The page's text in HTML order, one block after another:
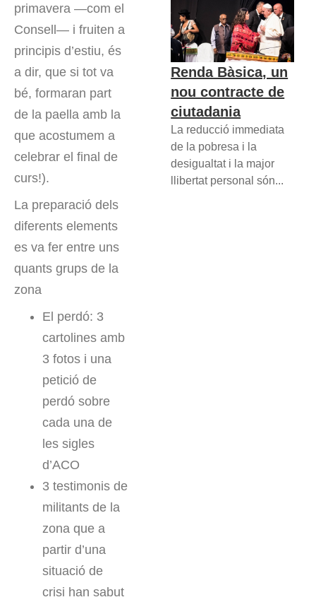
primavera —com el
Consell— i fruiten a
principis d’estiu, és
a dir, que si tot va
bé, formaran part
de la paella amb la
que acostumem a
celebrar el final de
curs!).
La preparació dels
diferents elements
es va fer entre uns
quants grups de la
zona
El perdó: 3
cartolines amb
3 fotos i una
petició de
perdó sobre
cada una de
les sigles
d’ACO
3 testimonis de
militants de la
zona que a
partir d’una
situació de
crisi han sabut
Renda Bàsica, un
nou contracte de
ciutadania
La reducció immediata
de la pobresa i la
desigualtat i la major
llibertat personal són...